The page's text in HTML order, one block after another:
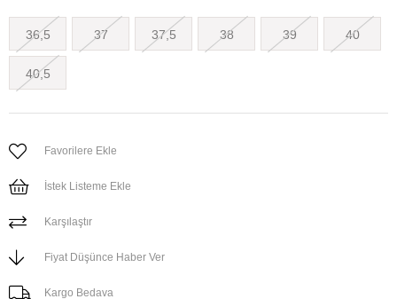
36,5 37 37,5 38 39 40
40,5
Favorilere Ekle
İstek Listeme Ekle
Karşılaştır
Fiyat Düşünce Haber Ver
Kargo Bedava